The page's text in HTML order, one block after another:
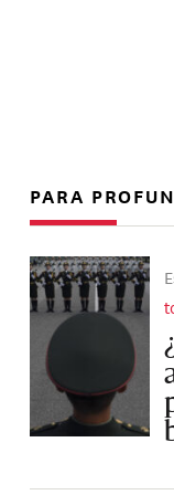
PARA